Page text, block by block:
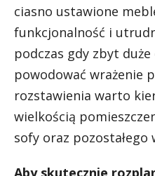
ciasno ustawione
funkcjonalność i
podczas gdy zbyt
powodować wrażenie
rozstawienia warto
wielkością
sofy oraz pozostałego